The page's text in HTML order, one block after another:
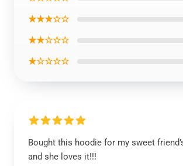
★★★☆☆
★★☆☆☆
★☆☆☆☆
Bought this hoodie for my sweet
and she loves it!!!